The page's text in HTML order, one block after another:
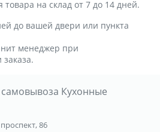
товара на склад от 7 до 14 дней.
до вашей двери или пункта
менеджер при
Кухонные
86